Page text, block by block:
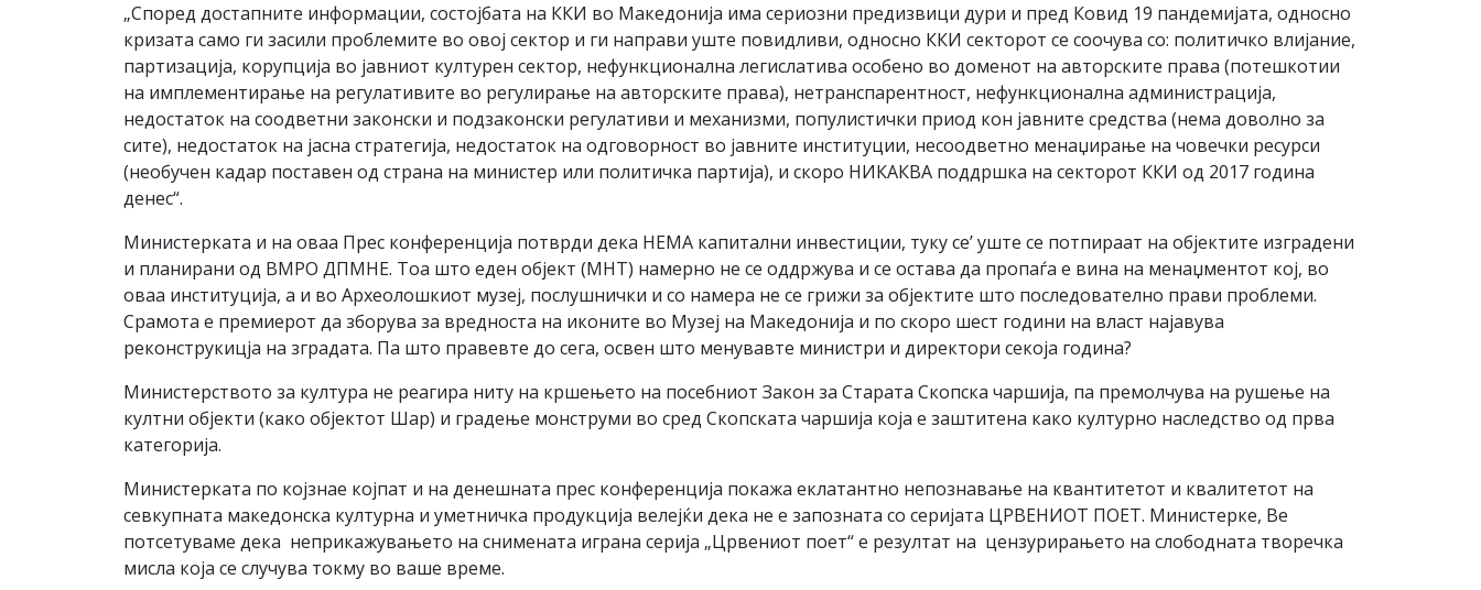
„Според достапните информации, состојбата на ККИ во Македонија има сериозни предизвици дури и пред Ковид 19 пандемијата, односно
кризата само ги засили проблемите во овој сектор и ги направи уште повидливи, односно ККИ секторот се соочува со: политичко влијание,
партизација, корупција во јавниот културен сектор, нефункционална легислатива особено во доменот на авторските права (потешкотии
на имплементирање на регулативите во регулирање на авторските права), нетранспарентност, нефункционална администрација,
недостаток на соодветни законски и подзаконски регулативи и механизми, популистички приод кон јавните средства (нема доволно за
сите), недостаток на јасна стратегија, недостаток на одговорност во јавните институции, несоодветно менаџирање на човечки ресурси
(необучен кадар поставен од страна на министер или политичка партија), и скоро НИКАКВА поддршка на секторот ККИ од 2017 година
денес“.
Министерката и на оваа Прес конференција потврди дека НЕМА капитални инвестиции, туку се’ уште се потпираат на објектите изградени
и планирани од ВМРО ДПМНЕ. Тоа што еден објект (МНТ) намерно не се оддржува и се остава да пропаѓа е вина на менаџментот кој, во
оваа институција, а и во Археолошкиот музеј, послушнички и со намера не се грижи за објектите што последователно прави проблеми.
Срамота е премиерот да зборува за вредноста на иконите во Музеј на Македонија и по скоро шест години на власт најавува
реконструкицја на зградата. Па што правевте до сега, освен што менувавте министри и директори секоја година?
Министерството за култура не реагира ниту на кршењето на посебниот Закон за Старата Скопска чаршија, па премолчува на рушење на
култни објекти (како објектот Шар) и градење монструми во сред Скопската чаршија која е заштитена како културно наследство од прва
категорија.
Министерката по којзнае којпат и на денешната прес конференција покажа еклатантно непознавање на квантитетот и квалитетот на
севкупната македонска културна и уметничка продукција велејќи дека не е запозната со серијата ЦРВЕНИОТ ПОЕТ. Министерке, Ве
потсетуваме дека неприкажувањето на снимената играна серија „Црвениот поет“ е резултат на цензурирањето на слободната творечка
мисла која се случува токму во ваше време.